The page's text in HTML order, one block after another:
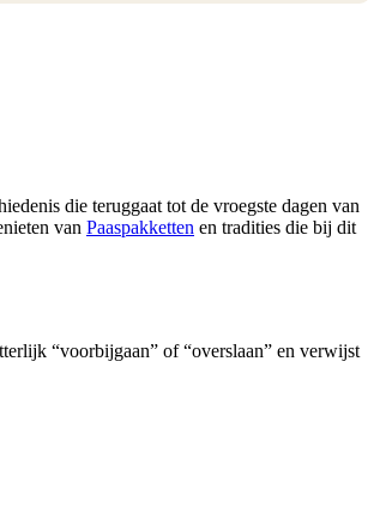
die teruggaat tot de vroegste dagen van
van Paaspakketten en tradities die bij dit
“voorbijgaan” of “overslaan” en verwijst